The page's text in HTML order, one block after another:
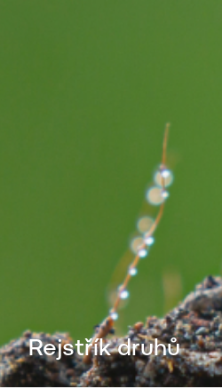
Rejstřík druhů